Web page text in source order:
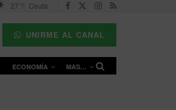
27 °C Ceuta
UNIRME AL CANAL
ECONOMÍA MAS…